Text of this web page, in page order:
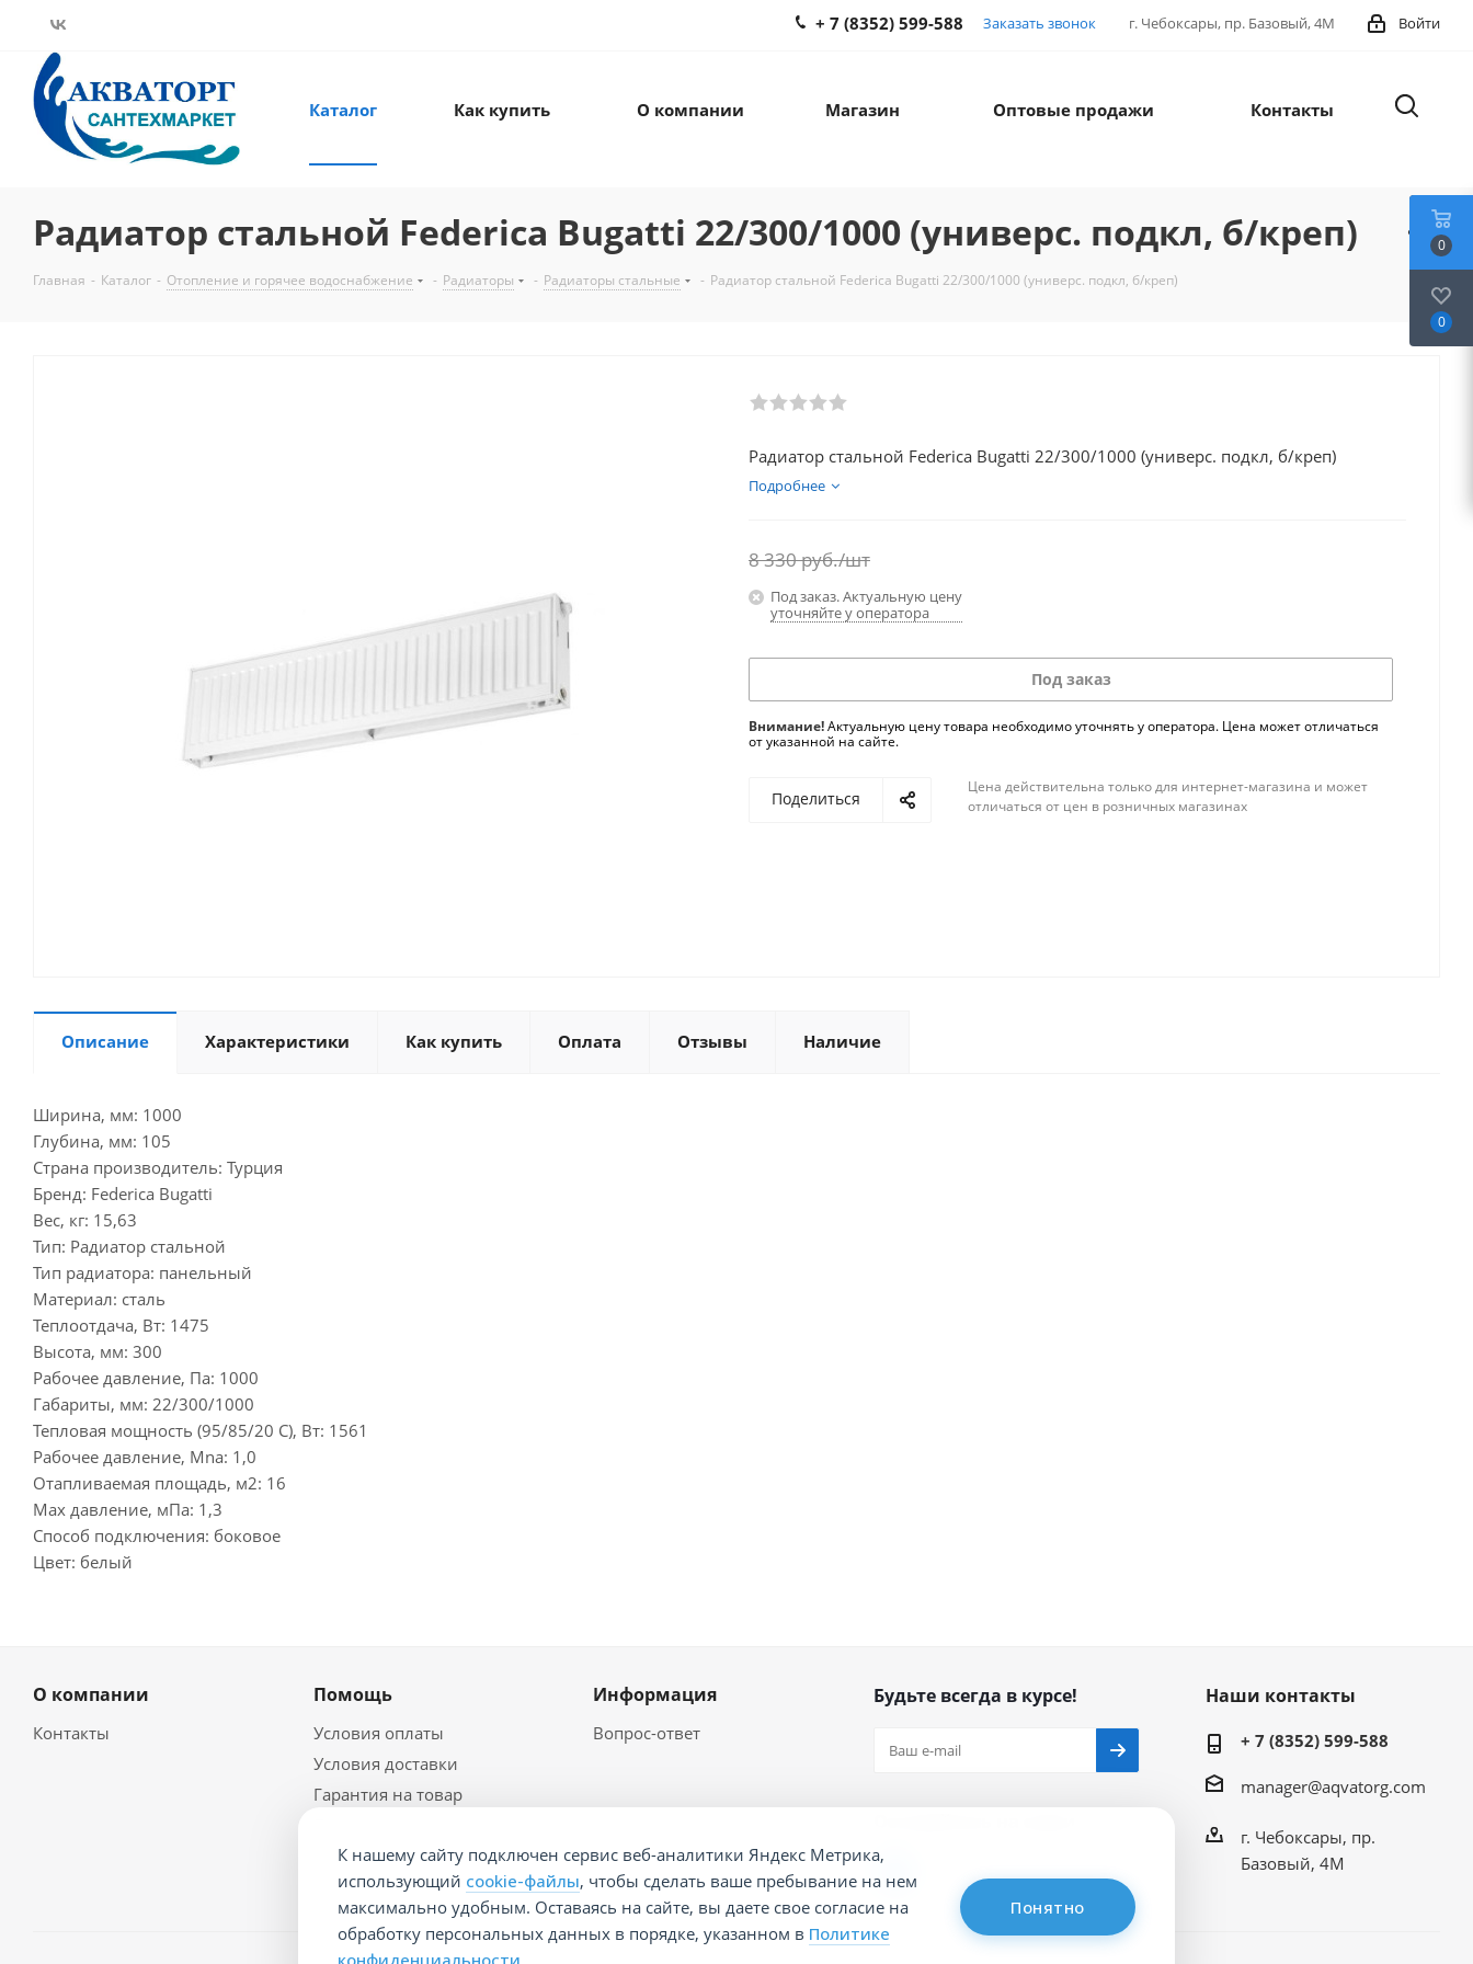
Войти
г. Чебоксары, пр. Базовый, 4М
+ 7 (8352) 599-588 Заказать звонок
Каталог Как купить О компании Магазин Оптовые продажи Контакты
Радиатор стальной Federica Bugatti 22/300/1000 (универс. подкл, б/креп)
Главная - Каталог - Отопление и горячее водоснабжение - Радиаторы - Радиаторы стальные - Радиатор стальной Federica Bugatti 22/300/1000 (универс. подкл, б/креп)
Радиатор стальной Federica Bugatti 22/300/1000 (универс. подкл, б/креп)
Подробнее
8 330руб./шт
Под заказ. Актуальную цену
уточняйте у оператора
Под заказ
Внимание!Актуальную цену товара необходимо уточнять у оператора. Цена может отличаться
от указанной на сайте.
Поделиться
Цена действительна только для интернет-магазина и может
отличаться от цен в розничных магазинах
Описание Характеристики Как купить Оплата Отзывы Наличие
Ширина, мм: 1000
Глубина, мм: 105
Страна производитель: Турция
Бренд: Federica Bugatti
Вес, кг: 15,63
Тип: Радиатор стальной
Тип радиатора: панельный
Материал: сталь
Теплоотдача, Вт: 1475
Высота, мм: 300
Рабочее давление, Па: 1000
Габариты, мм: 22/300/1000
Тепловая мощность (95/85/20 С), Вт: 1561
Рабочее давление, Мna: 1,0
Отапливаемая площадь, м2: 16
Max давление, мПа: 1,3
Способ подключения: боковое
Цвет: белый
О компании
Контакты
Помощь
Условия оплаты
Условия доставки
Гарантия на товар
конфидециальности
Документы
Информация
Вопрос-ответ
Будьте всегда в курсе! Наши контакты
+ 7 (8352) 599-588
manager@aqvatorg.com
г. Чебоксары, пр.
Базовый, 4М
0
0
К нашему сайту подключен сервис веб-аналитики Яндекс Метрика,
использующий cookie-файлы, чтобы сделать ваше пребывание на нем
максимально удобным. Оставаясь на сайте, вы даете свое согласие на
обработку персональных данных в порядке, указанном в Политике
конфиденциальности
Понятно